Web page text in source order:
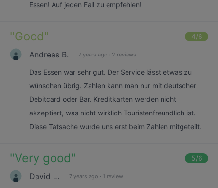
Essen! Auf jeden Fall zu empfehlen!
"Good" 4/6
Andreas B. 7 years ago · 2 reviews
Das Essen war sehr gut. Der Service lässt etwas zu
wünschen übrig. Zahlen kann man nur mit deutscher
Debitcard oder Bar. Kreditkarten werden nicht
akzeptiert, was nicht wirklich Touristenfreundlich ist.
Diese Tatsache wurde uns erst beim Zahlen mitgeteilt.
"Very good" 5/6
David L. 7 years ago · 1 review